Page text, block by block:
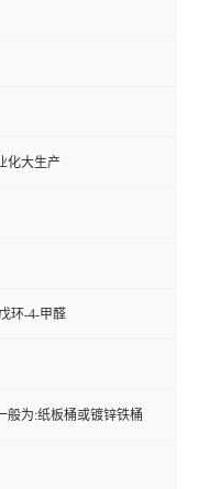
化大生产
环-4-甲醛
般为:纸板桶或镀锌铁桶